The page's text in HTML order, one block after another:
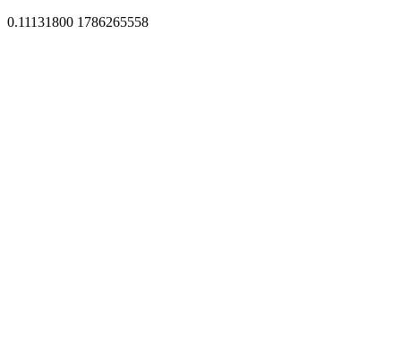
0.11131800 1786265558